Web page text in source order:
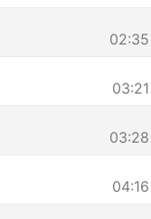
02:35
03:21
03:28
04:16